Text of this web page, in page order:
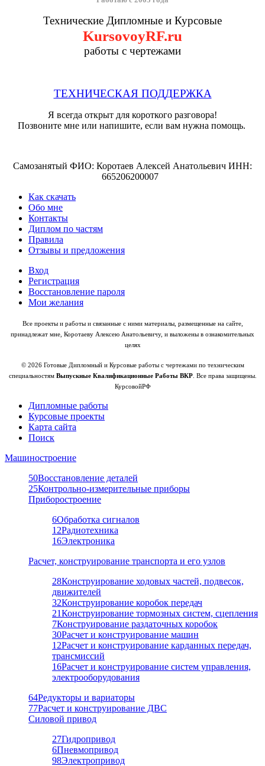
Технические Дипломные и Курсовые
KursovoyRF.ru
работы с чертежами
ТЕХНИЧЕСКАЯ ПОДДЕРЖКА
Я всегда открыт для короткого разговора!
Позвоните мне или напишите, если вам нужна помощь.
Самозанятый ФИО: Коротаев Алексей Анатольевич ИНН:
665206200007
Как скачать
Обо мне
Контакты
Диплом по частям
Правила
Отзывы и предложения
Вход
Регистрация
Восстановление пароля
Мои желания
Все проекты и работы и связанные с ними материалы, размещенные на сайте,
принадлежат мне, Коротаеву Алексею Анатольевичу, и выложены в ознакомительных
целях
© 2026 Готовые Дипломный и Курсовые работы с чертежами по техническим
специальностям Выпускные Квалификационные Работы ВКР. Все права защищены.
КурсовойРФ
Дипломные работы
Курсовые проекты
Карта сайта
Поиск
Машиностроение
50Восстановление деталей
25Контрольно-измерительные приборы
Приборостроение
6Обработка сигналов
12Радиотехника
16Электроника
Расчет, конструирование транспорта и его узлов
28Конструирование ходовых частей, подвесок,
движителей
32Конструирование коробок передач
21Конструирование тормозных систем, сцепления
7Конструирование раздаточных коробок
30Расчет и конструирование машин
12Расчет и конструирование карданных передач,
трансмиссий
16Расчет и конструирование систем управления,
электрооборудования
64Редукторы и вариаторы
77Расчет и конструирование ДВС
Силовой привод
27Гидропривод
6Пневмопривод
98Электропривод